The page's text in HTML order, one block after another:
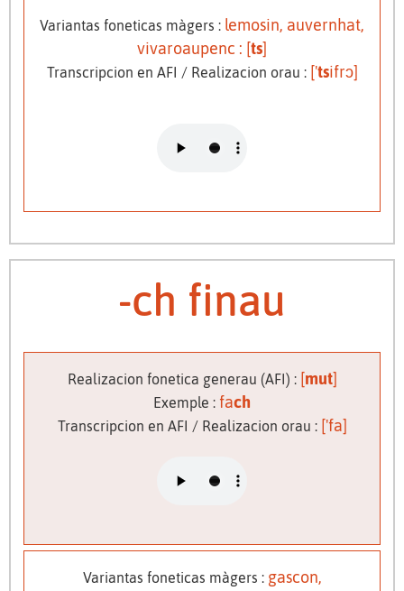
Variantas foneticas màgers : lemosin, auvernhat,
vivaroaupenc : [ts]
Transcripcion en AFI / Realizacion orau : ['tsifrɔ]
-ch finau
Realizacion fonetica generau (AFI) : [mut]
Exemple : fach
Transcripcion en AFI / Realizacion orau : ['fa]
Variantas foneticas màgers : gascon,